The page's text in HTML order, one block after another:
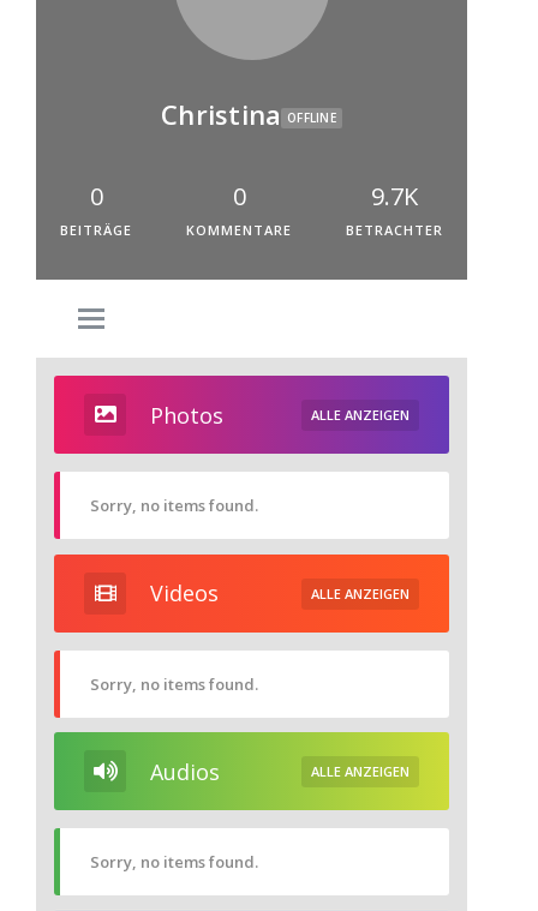
Christina OFFLINE
0
BEITRÄGE
0
KOMMENTARE
9.7K
BETRACHTER
Photos ALLE ANZEIGEN
Sorry, no items found.
Videos ALLE ANZEIGEN
Sorry, no items found.
Audios ALLE ANZEIGEN
Sorry, no items found.